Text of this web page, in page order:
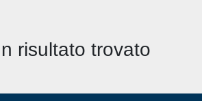
Ordina per
risultato trovato